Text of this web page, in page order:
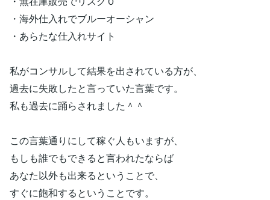
・海外仕入れでブルーオーシャン
・あらたな仕入れサイト
私がコンサルして結果を出されている方が、
過去に失敗したと言っていた言葉です。
私も過去に踊らされました＾＾
この言葉通りにして稼ぐ人もいますが、
もしも誰でもできると言われたならば
あなた以外も出来るということで、
すぐに飽和するということです。